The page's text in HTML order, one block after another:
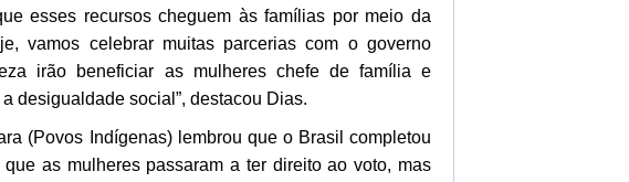
esses recursos cheguem às famílias por meio da
vamos celebrar muitas parcerias com o governo
irão beneficiar as mulheres chefe de família e
desigualdade social”, destacou Dias.
(Povos Indígenas) lembrou que o Brasil completou
as mulheres passaram a ter direito ao voto, mas